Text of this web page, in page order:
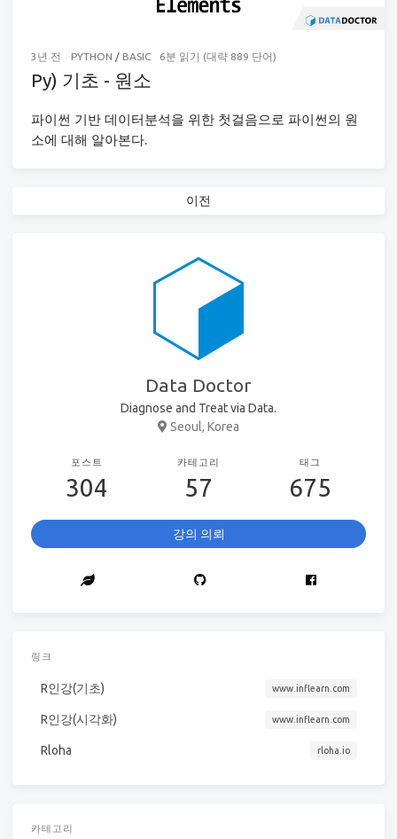
3년 전 PYTHON / BASIC 6분 읽기 (대략 889 단어)
Py) 기초 - 원소
파이썬 기반 데이터분석을 위한 첫걸음으로 파이썬의 원
소에 대해 알아본다.
이전
Data Doctor
Diagnose and Treat via Data.
Seoul, Korea
포스트
304
카테고리
57
태그
675
강의 의뢰
링크
R인강(기초) www.inflearn.com
R인강(시각화) www.inflearn.com
Rloha rloha.io
카테고리